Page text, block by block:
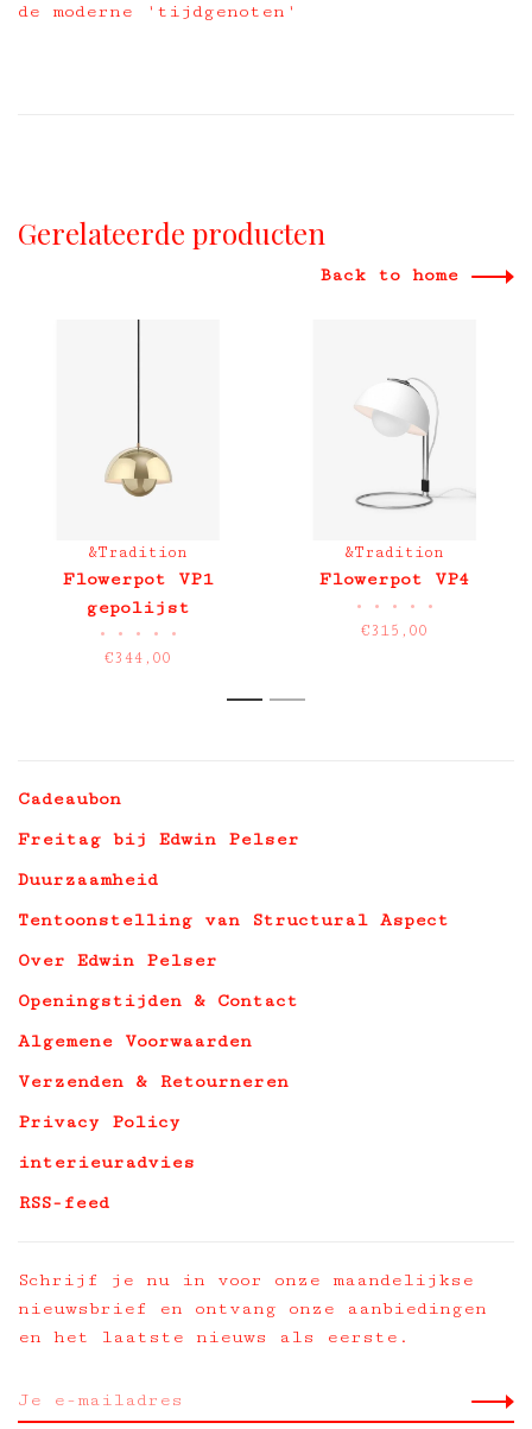
de moderne 'tijdgenoten'
Gerelateerde producten
Back to home
&Tradition
Flowerpot VP1
gepolijst
• • • • •
€344,00
&Tradition
Flowerpot VP4
• • • • •
€315,00
1 2
Cadeaubon
Freitag bij Edwin Pelser
Duurzaamheid
Tentoonstelling van Structural Aspect
Over Edwin Pelser
Openingstijden & Contact
Algemene Voorwaarden
Verzenden & Retourneren
Privacy Policy
interieuradvies
RSS-feed
Schrijf je nu in voor onze maandelijkse
nieuwsbrief en ontvang onze aanbiedingen
en het laatste nieuws als eerste.